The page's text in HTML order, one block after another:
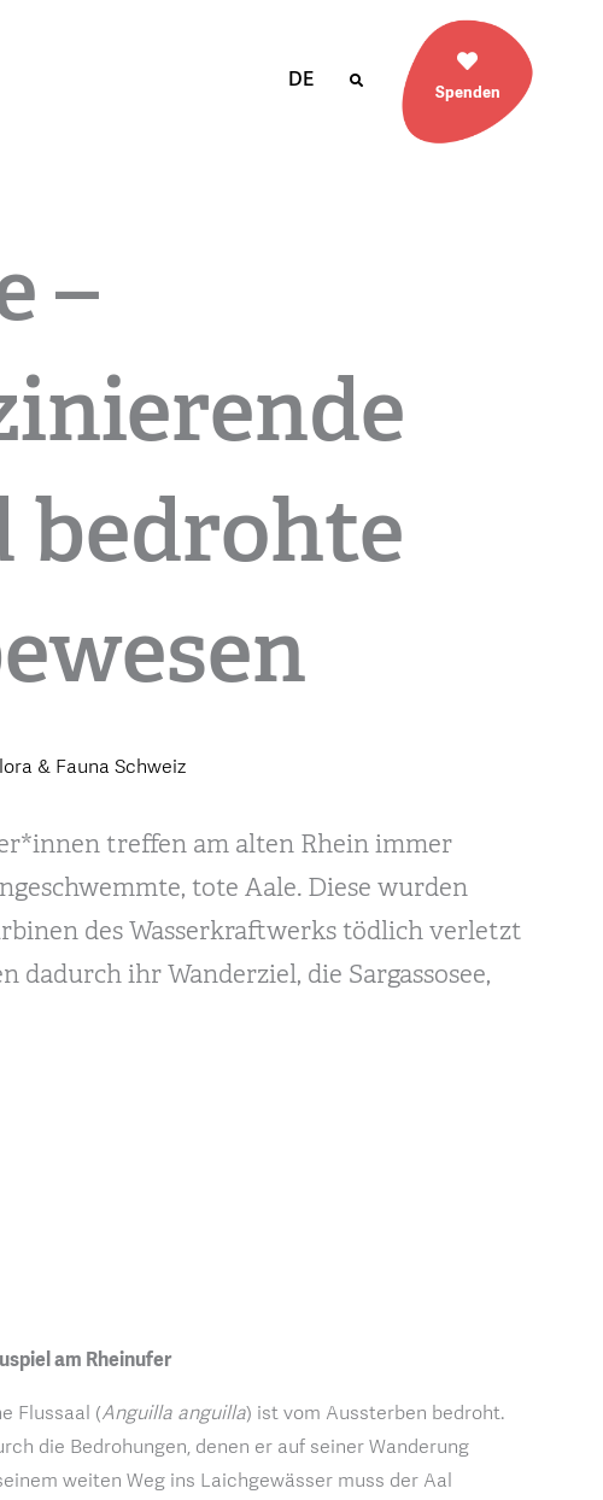
DE
Spenden
–
bedrohte
& Fauna Schweiz
treffen am alten Rhein immer
tote Aale. Diese wurden
des Wasserkraftwerks tödlich verletzt
dadurch ihr Wanderziel, die Sargassosee,
am Rheinufer
Flussaal (Anguilla anguilla) ist vom Aussterben bedroht.
die Bedrohungen, denen er auf seiner Wanderung
weiten Weg ins Laichgewässer muss der Aal